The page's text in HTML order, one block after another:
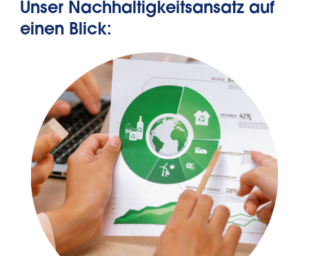
Unser Nachhaltigkeitsansatz auf
einen Blick: